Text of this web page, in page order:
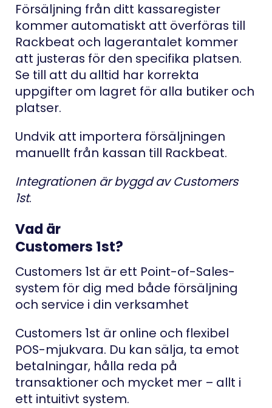
Försäljning från ditt kassaregister
kommer automatiskt att överföras till
Rackbeat och lagerantalet kommer
att justeras för den specifika platsen.
Se till att du alltid har korrekta
uppgifter om lagret för alla butiker och
platser.
Undvik att importera försäljningen
manuellt från kassan till Rackbeat.
Integrationen är byggd av Customers
1st.
Vad är
Customers 1st?
Customers 1st är ett Point-of-Sales-
system för dig med både försäljning
och service i din verksamhet
Customers 1st är online och flexibel
POS-mjukvara. Du kan sälja, ta emot
betalningar, hålla reda på
transaktioner och mycket mer – allt i
ett intuitivt system.